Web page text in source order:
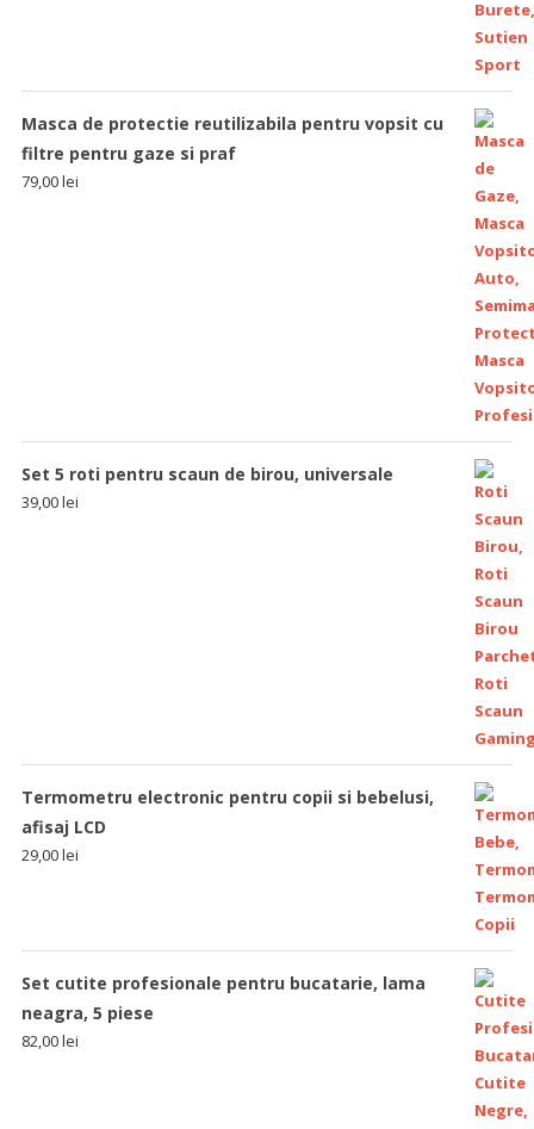
Masca de protectie reutilizabila pentru vopsit cu
filtre pentru gaze si praf
79,00lei
Set 5 roti pentru scaun de birou, universale
39,00lei
Termometru electronic pentru copii si bebelusi,
afisaj LCD
29,00lei
Set cutite profesionale pentru bucatarie, lama
neagra, 5 piese
82,00lei